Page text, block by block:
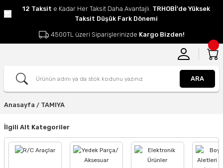
12 Taksit e Kadar Her Taksit Daha Avantajlı. TRHOBİ'de Yüksek
Taksit Düşük Fark Dönemi
4500TL üzeri Siparişlerinizde Kargo Bizden!
ARA
Anasayfa TAMIYA
İlgili Alt Kategoriler